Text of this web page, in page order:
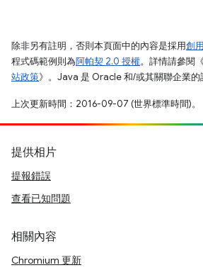
除非另有註明，否則本頁面中的內容是採用創
程式碼範例則為阿帕契 2.0 授權。詳情請參閱《
站政策》。Java 是 Oracle 和/或其關聯企業的
上次更新時間：2016-09-07 (世界標準時間)。
提供相片
提報錯誤
查看已知問題
相關內容
Chromium 更新